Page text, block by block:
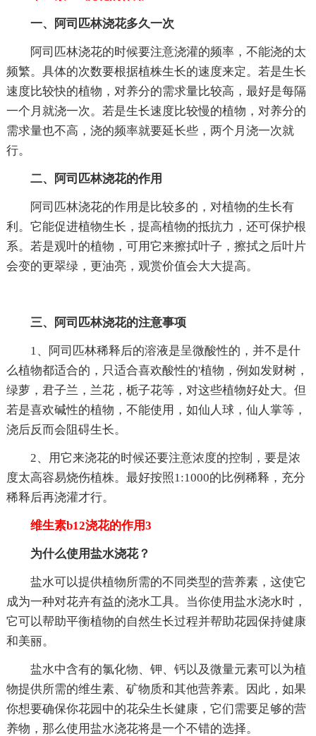
一、阿司匹林浇花多久一次
阿司匹林浇花的时候要注意浇灌的频率，不能浇的太
频繁。具体的次数要根据植株生长的速度来定。若是生长
速度比较快的植物，对养分的需求量比较高，最好是每隔
一个月就浇一次。若是生长速度比较慢的植物，对养分的
需求量也不高，浇的频率就要延长些，两个月浇一次就
行。
二、阿司匹林浇花的作用
阿司匹林浇花的作用是比较多的，对植物的生长有
利。它能促进植物生长，提高植物的抵抗力，还可保护根
系。若是观叶的植物，可用它来擦拭叶子，擦拭之后叶片
会变的更翠绿，更油亮，观赏价值会大大提高。
三、阿司匹林浇花的注意事项
1、阿司匹林稀释后的溶液是呈微酸性的，并不是什
么植物都适合的，只适合喜欢酸性的'植物，例如发财树，
绿萝，君子兰，兰花，栀子花等，对这些植物好处大。但
若是喜欢碱性的植物，不能使用，如仙人球，仙人掌等，
浇后反而会阻碍生长。
2、用它来浇花的时候还要注意浓度的控制，要是浓
度太高容易烧伤植株。最好按照1:1000的比例稀释，充分
稀释后再浇灌才行。
维生素b12浇花的作用3
为什么使用盐水浇花？
盐水可以提供植物所需的不同类型的营养素，这使它
成为一种对花卉有益的浇水工具。当你使用盐水浇水时，
它可以帮助平衡植物的自然生长过程并帮助花园保持健康
和美丽。
盐水中含有的氯化物、钾、钙以及微量元素可以为植
物提供所需的维生素、矿物质和其他营养素。因此，如果
你想要确保你花园中的花朵生长健康，它们需要足够的营
养物，那么使用盐水浇花将是一个不错的选择。